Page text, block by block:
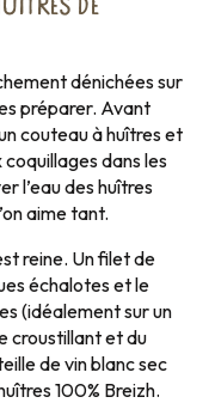
DE
dénichées sur
préparer. Avant
couteau à huîtres et
dans les
l’eau des huîtres
aime tant.
reine. Un filet de
échalotes et le
(idéalement sur un
croustillant et du
de vin blanc sec
100% Breizh.